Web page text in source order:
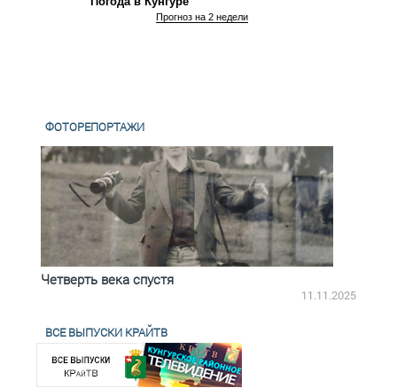
Прогноз на 2 недели
ФОТОРЕПОРТАЖИ
Четверть века спустя
11.11.2025
ВСЕ ВЫПУСКИ КРАЙТВ